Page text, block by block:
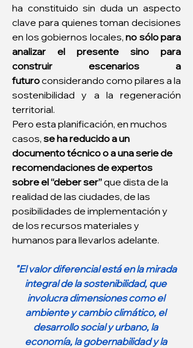
ha constituido sin duda un aspecto
clave para quienes toman decisiones
en los gobiernos locales, no sólo para
analizar el presente sino para
construir escenarios a
futuro considerando como pilares a la
sostenibilidad y a la regeneración
territorial.
Pero esta planificación, en muchos
casos, se ha reducido a un
documento técnico o a una serie de
recomendaciones de expertos
sobre el “deber ser” que dista de la
realidad de las ciudades, de las
posibilidades de implementación y
de los recursos materiales y
humanos para llevarlos adelante.
"El valor diferencial está en la mirada
integral de la sostenibilidad, que
involucra dimensiones como el
ambiente y cambio climático, el
desarrollo social y urbano, la
economía, la gobernabilidad y la